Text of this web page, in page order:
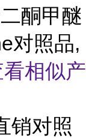
酮甲醚
对照品,
看相似产
销对照